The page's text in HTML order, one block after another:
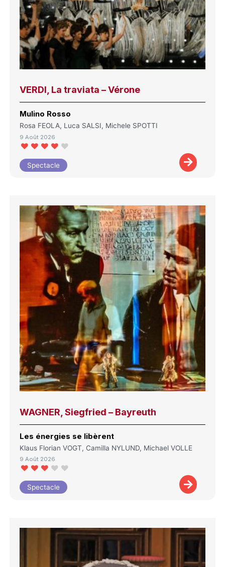
VERDI, La traviata – Vérone
Mulino Rosso
Rosa FEOLA, Luca SALSI, Michele SPOTTI
9 Août 2026
Spectacle
WAGNER, Siegfried – Bayreuth
Les énergies se libèrent
Klaus Florian VOGT, Camilla NYLUND, Michael VOLLE
9 Août 2026
Spectacle